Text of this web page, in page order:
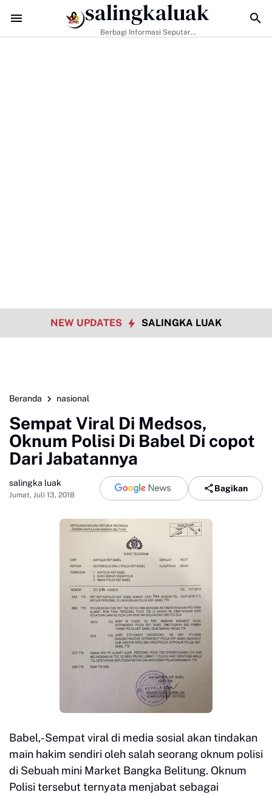
Hadapi Tantangan Era Digital, Arisal Aziz Ajak Masyarakat Perkuat
salingkaluak
Berbagi Informasi Seputar
NEW UPDATES SALINGKA LUAK
Beranda nasional
Sempat Viral Di Medsos,
Oknum Polisi Di Babel Di copot
Dari Jabatannya
salingka luak
Jumat, Juli 13, 2018
Bagikan
Babel,-Sempat viral di media sosial akan tindakan
main hakim sendiri oleh salah seorang oknum polisi
di Sebuah mini Market Bangka Belitung. Oknum
Polisi tersebut ternyata menjabat sebagai